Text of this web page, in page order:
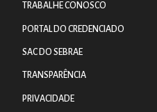
TRABALHE CONOSCO
PORTAL DO CREDENCIADO
SAC DO SEBRAE
TRANSPARÊNCIA
PRIVACIDADE